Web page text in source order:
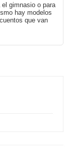
gimnasio o para
hay modelos
que van